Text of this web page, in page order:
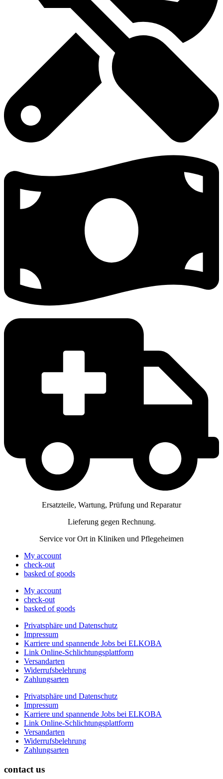
Ersatzteile, Wartung, Prüfung und Reparatur
Lieferung gegen Rechnung.
Service vor Ort in Kliniken und Pflegeheimen
My account
check-out
basked of goods
My account
check-out
basked of goods
Privatsphäre und Datenschutz
Impressum
Karriere und spannende Jobs bei ELKOBA
Link Online-Schlichtungsplattform
Versandarten
Widerrufsbelehrung
Zahlungsarten
Privatsphäre und Datenschutz
Impressum
Karriere und spannende Jobs bei ELKOBA
Link Online-Schlichtungsplattform
Versandarten
Widerrufsbelehrung
Zahlungsarten
contact us